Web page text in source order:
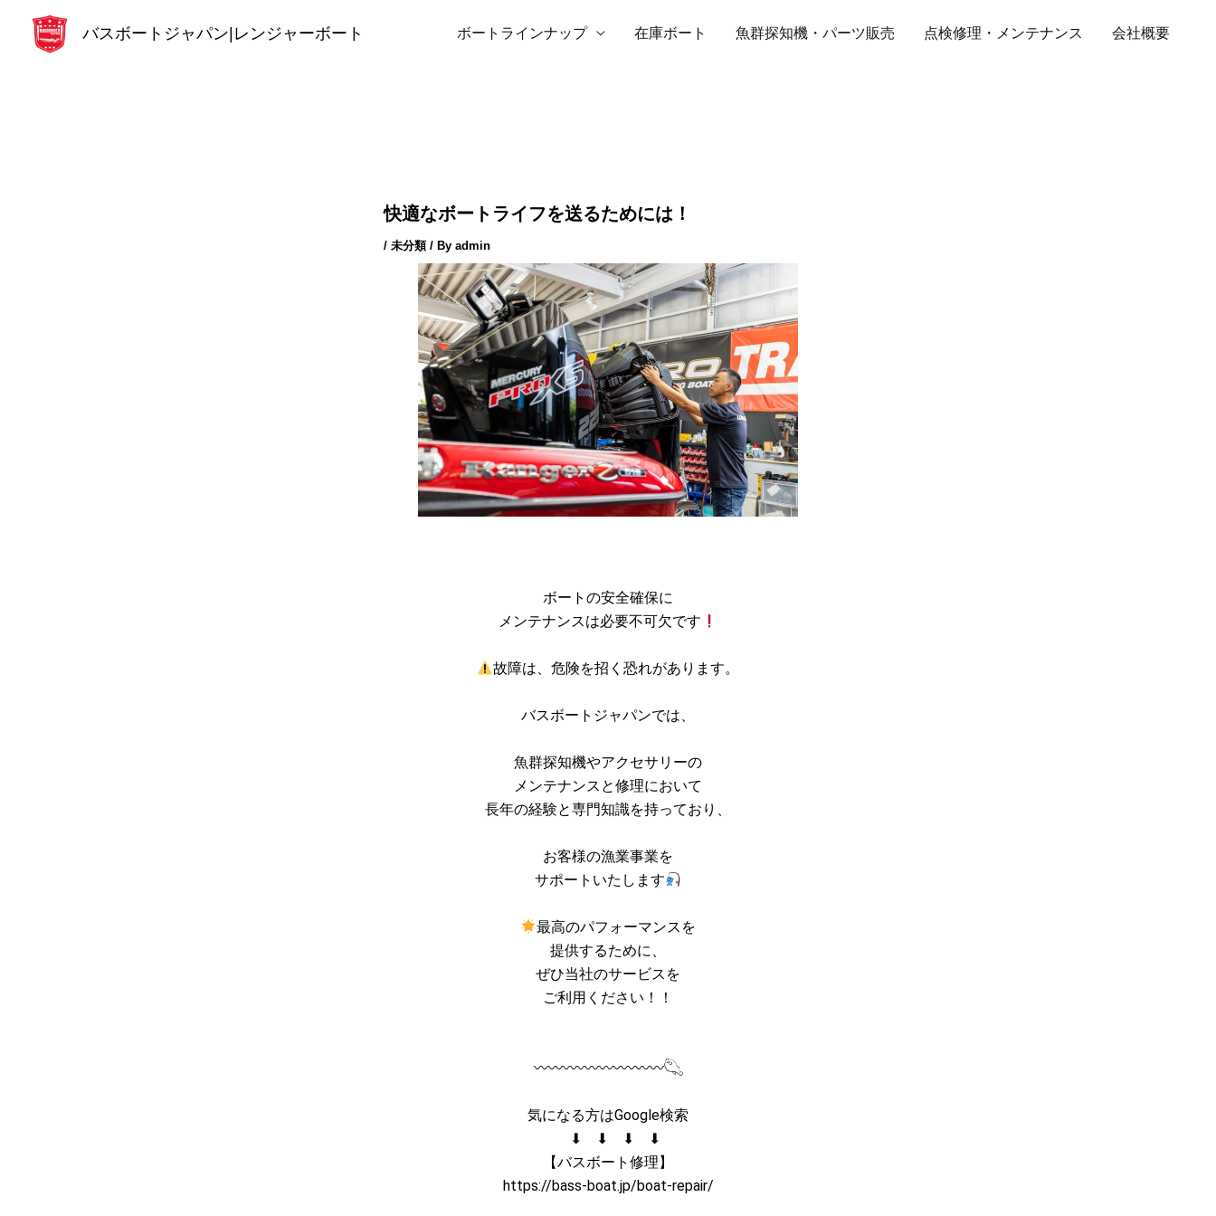
バスボートジャパン|レンジャーボート ボートラインナップ 在庫ボート 魚群探知機・パーツ販売 点検修理・メンテナンス 会社概要
快適なボートライフを送るためには！
/ 未分類/ By admin
ボートの安全確保に
メンテナンスは必要不可欠です
故障は、危険を招く恐れがあります。
バスボートジャパンでは、
魚群探知機やアクセサリーの
メンテナンスと修理において
長年の経験と専門知識を持っており、
お客様の漁業事業を
サポートいたします
最高のパフォーマンスを
提供するために、
ぜひ当社のサービスを
ご利用ください！！
〰〰〰〰〰〰〰〰〰𓆡
気になる方はGoogle検索
⬇︎ ⬇︎ ⬇︎ ⬇︎
【バスボート修理】
https://bass-boat.jp/boat-repair/